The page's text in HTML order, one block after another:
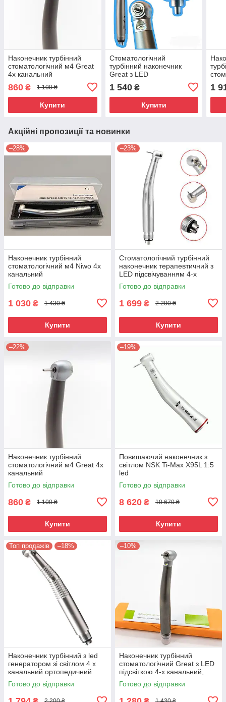
Наконечник турбінний
стоматологічний м4 Great
4х канальний
860 ₴ 1 100 ₴
Купити
Стоматологічний
турбінний наконечник
Great з LED
канальний + ротор
1 540₴
Купити
1
Акційні пропозиції та новинки
–28%
Наконечник турбінний
стоматологічний м4 Niwo 4х
канальний
Готово до відправки
1 030 ₴ 1 430 ₴
Купити
–23%
Стоматологічний турбінний
наконечник терапевтичний з
LED підсвічуванням 4-х
канальний Great
Готово до відправки
1 699 ₴ 2 200 ₴
Купити
–22%
Наконечник турбінний
стоматологічний м4 Great 4х
канальний
Готово до відправки
860 ₴ 1 100 ₴
Купити
–19%
Повишаючий наконечник з
світлом NSK Ti-Max X95L 1:5
led
Готово до відправки
8 620 ₴ 10 670 ₴
Купити
Топ продажів –18%
Наконечник турбінний з led
генератором зі світлом 4 х
канальний ортопедичний
Great
Готово до відправки
–10%
Наконечник турбінний
стоматологічний Great з LED
підсвіткою 4-х канальний,
сталь
Готово до відправки